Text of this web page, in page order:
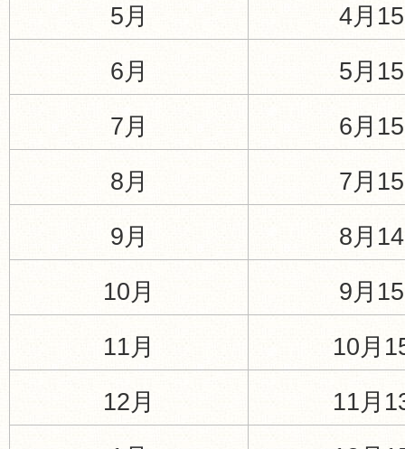
5月
4月
6月
5月
7月
6月
8月
7月
9月
8月
10月
9月
11月
10月
12月
11月